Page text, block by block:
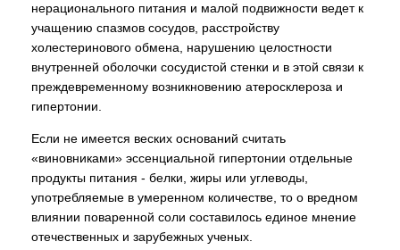
нерационального питания и малой подвижности ведет к
учащению спазмов сосудов, расстройству
холестеринового обмена, нарушению целостности
внутренней оболочки сосудистой стенки и в этой связи к
преждевременному возникновению атеросклероза и
гипертонии.
Если не имеется веских оснований считать
«виновниками» эссенциальной гипертонии отдельные
продукты питания - белки, жиры или углеводы,
употребляемые в умеренном количестве, то о вредном
влиянии поваренной соли составилось единое мнение
отечественных и зарубежных ученых.